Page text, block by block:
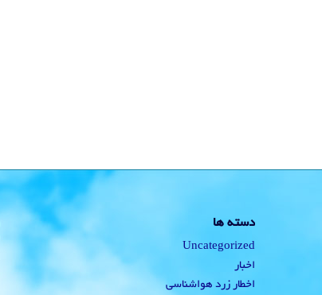
دسته ها
Uncategorized
اخبار
اخطار زرد هواشناسی